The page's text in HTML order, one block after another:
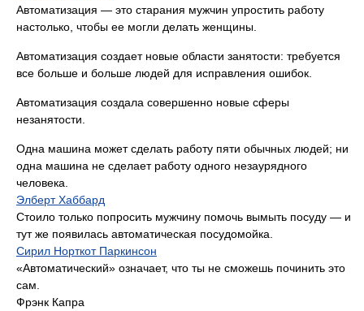
Автоматизация — это старания мужчин упростить работу
настолько, чтобы ее могли делать женщины.
Автоматизация создает новые области занятости: требуется
все больше и больше людей для исправления ошибок.
Автоматизация создала совершенно новые сферы
незанятости.
Одна машина может сделать работу пяти обычных людей; ни
одна машина не сделает работу одного незаурядного
человека.
Элберт Хаббард
Стоило только попросить мужчину помочь вымыть посуду — и
тут же появилась автоматическая посудомойка.
Сирил Норткот Паркинсон
«Автоматический» означает, что ты не сможешь починить это
сам.
Фрэнк Капра